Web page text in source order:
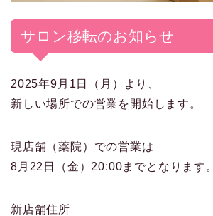
サロン移転のお知らせ
2025年9月1日（月）より、
新しい場所での営業を開始します。
現店舗（薬院）での営業は
8月22日（金）20:00までとなります。
新店舗住所